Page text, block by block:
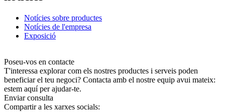
Notícies sobre productes
Notícies de l'empresa
Exposició
Poseu-vos en contacte
T'interessa explorar com els nostres productes i serveis poden
beneficiar el teu negoci? Contacta amb el nostre equip avui mateix:
estem aquí per ajudar-te.
Enviar consulta
Compartir a les xarxes socials: